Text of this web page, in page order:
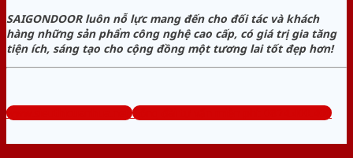
SAIGONDOOR luôn nỗ lực mang đến cho đối tác và khách
hàng những sản phẩm công nghệ cao cấp, có giá trị gia tăng
tiện ích, sáng tạo cho cộng đồng một tương lai tốt đẹp hơn!
www.sieuthicuanhua.net Tổng đài tư vấn miễn phí: 0824.400.400